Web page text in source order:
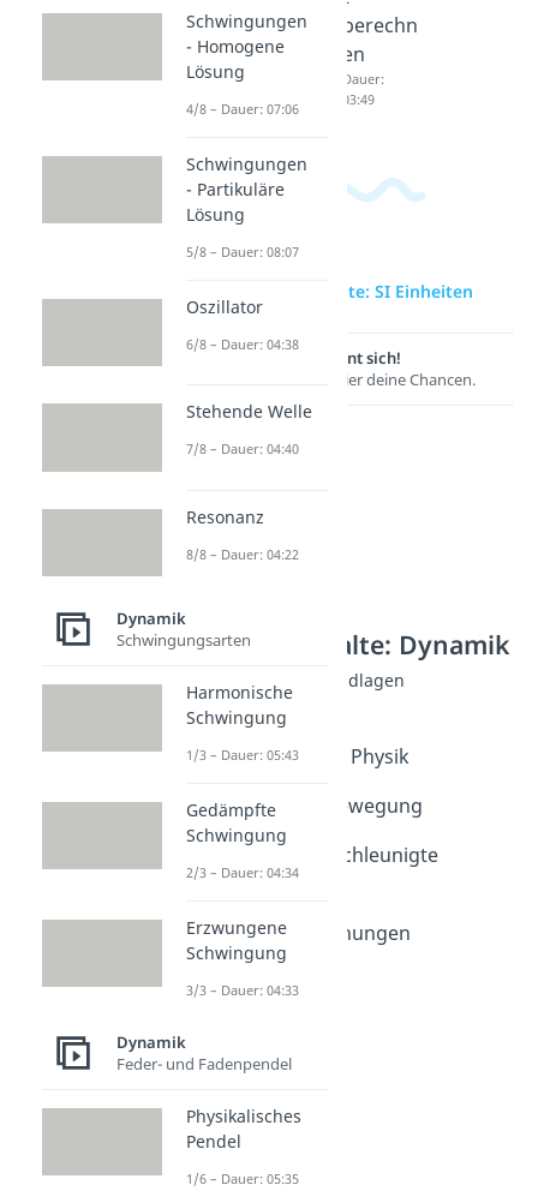
Dauer:
03:12
berechn
en
Dauer:
03:49
zur Videoseite: SI Einheiten
Lernen lohnt sich!
Entdecke hier deine Chancen.
Weitere Inhalte: Dynamik
Bewegungen: Grundlagen
Mechanik
Dauer: 04:29
Bewegung in der Physik
Gleichförmige Bewegung
Dauer: 04:54
Gleichmäßig beschleunigte
Bewegung
Bewegungsgleichungen
Dauer: 06:05
SI Einheiten
Dauer: 03:41
Schwingungen
- Homogene
Lösung
4/8 – Dauer: 07:06
Schwingungen
- Partikuläre
Lösung
5/8 – Dauer: 08:07
Oszillator
6/8 – Dauer: 04:38
Stehende Welle
7/8 – Dauer: 04:40
Resonanz
8/8 – Dauer: 04:22
Dynamik
Schwingungsarten
Harmonische
Schwingung
1/3 – Dauer: 05:43
Gedämpfte
Schwingung
2/3 – Dauer: 04:34
Erzwungene
Schwingung
3/3 – Dauer: 04:33
Dynamik
Feder- und Fadenpendel
Physikalisches
Pendel
1/6 – Dauer: 05:35